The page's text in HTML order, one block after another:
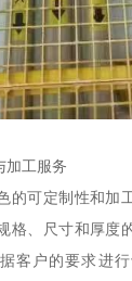
加工服务
的可定制性和加
格、尺寸和厚度
客户的要求进